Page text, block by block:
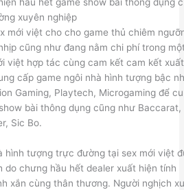
hầu hết game show bài thông dụng
xuyên nghiệp
mới việt cho cho game thủ chiêm
cũng như đang nằm chi phí trong
việt hợp tác cùng cam kết cam kết
cấp game ngôi nhà hình tượng bậc
Gaming, Playtech, Microgaming để
bài thông dụng cũng như Baccarat,
Sic Bo.
hình tượng trực đường tại sex mới việt
do chưng hầu hết dealer xuất hiện tính
xắn cùng thân thương. Người nghịch